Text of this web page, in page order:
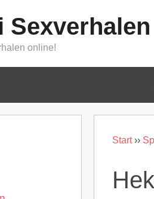
Sexverhalen
online!
Start››